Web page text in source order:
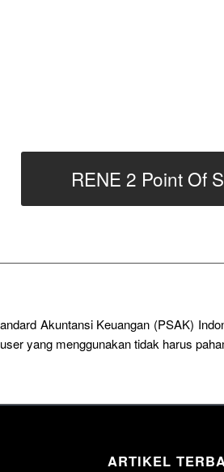
RENE 2 Point Of
Akuntansi Keuangan (PSAK)
yang menggunakan tidak harus
ARTIKEL